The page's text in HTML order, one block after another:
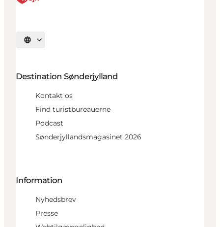
Vælg sprog
Destination Sønderjylland
Kontakt os
Find turistbureauerne
Podcast
Sønderjyllandsmagasinet 2026
Information
Nyhedsbrev
Presse